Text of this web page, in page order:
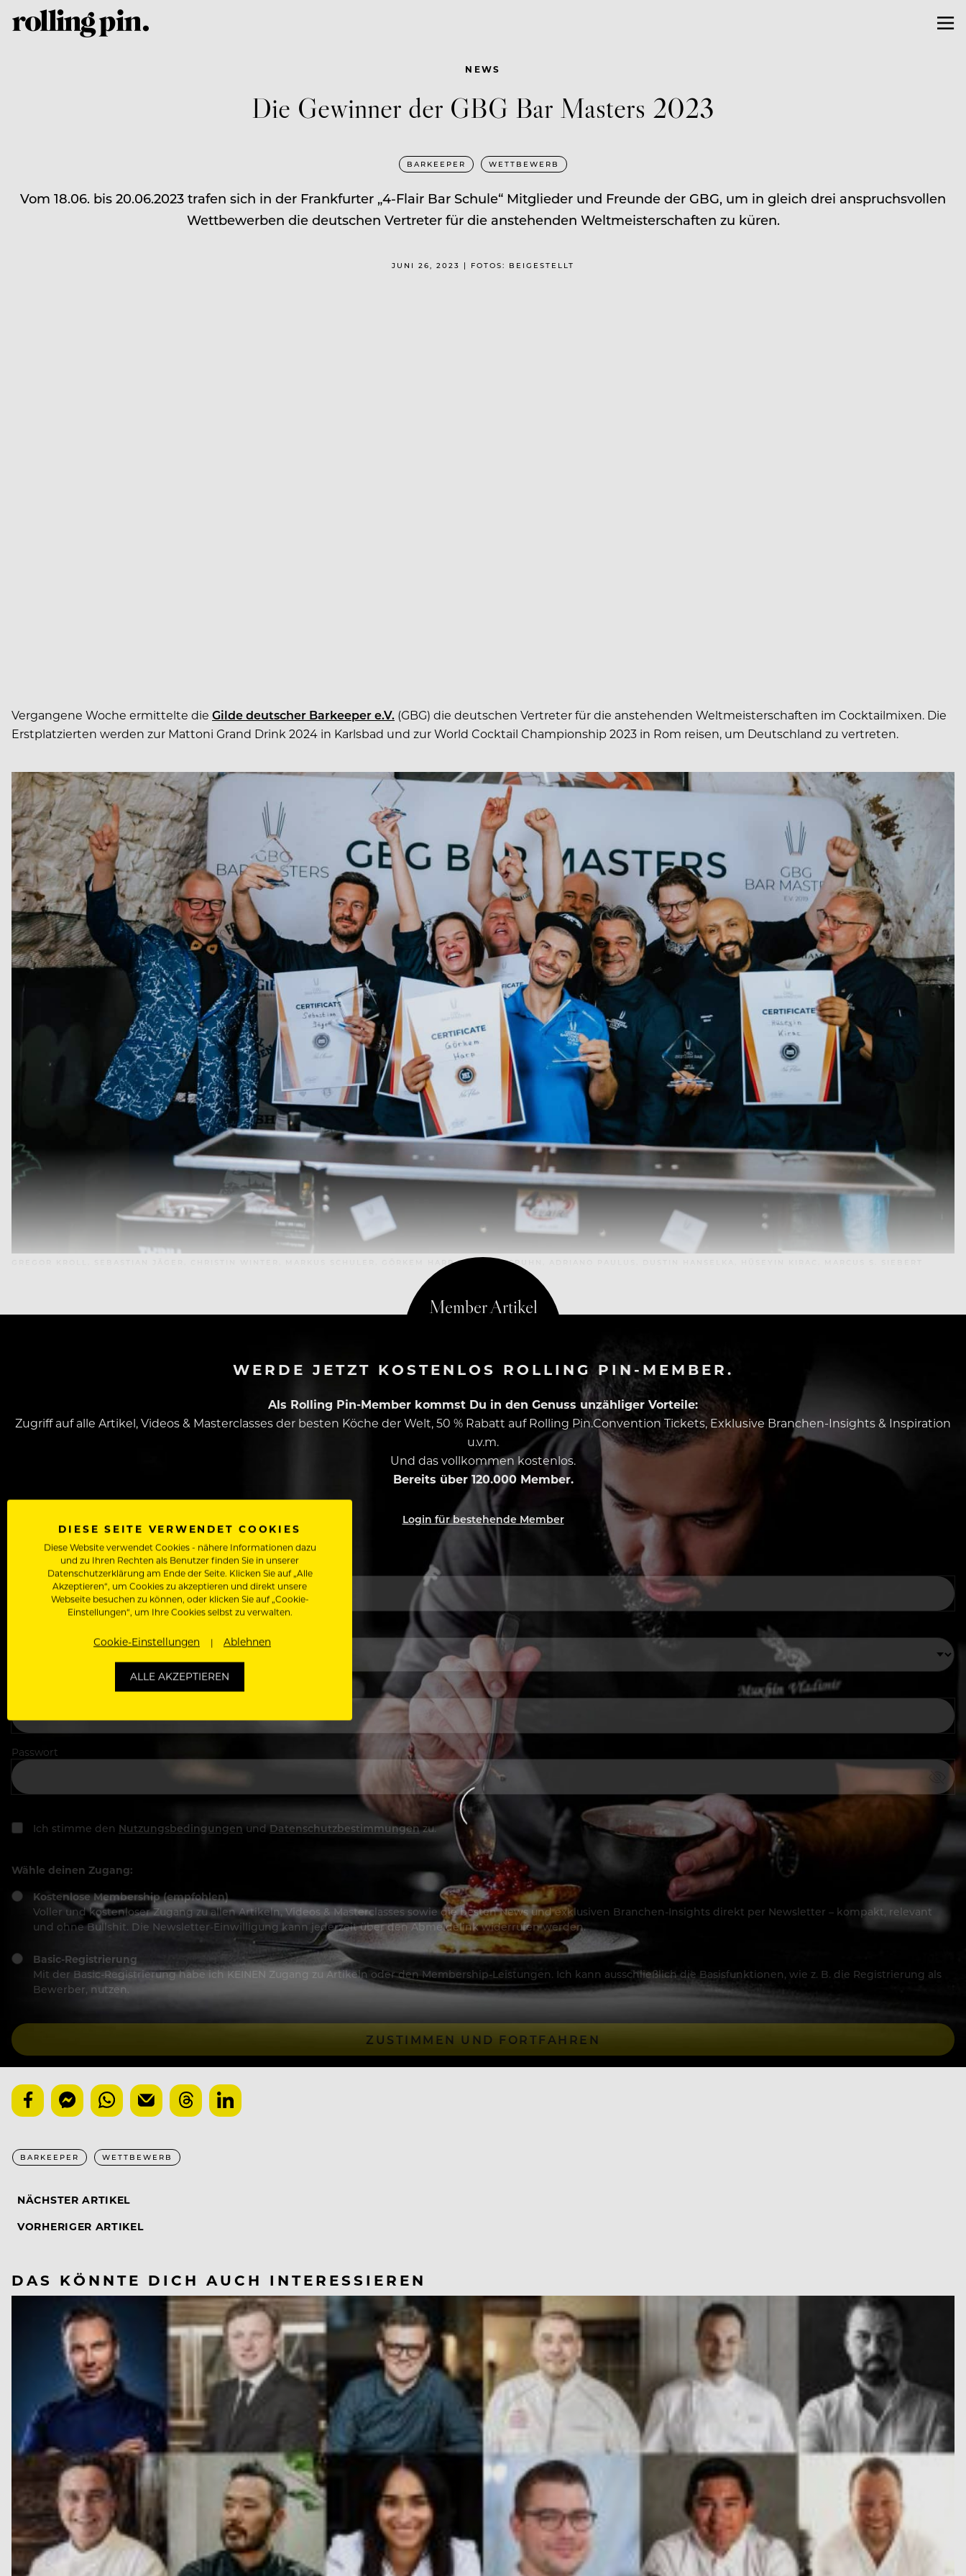
NEWS
Die Gewinner der GBG Bar Masters 2023
BARKEEPER WETTBEWERB
Vom 18.06. bis 20.06.2023 trafen sich in der Frankfurter „4-Flair Bar Schule“ Mitglieder und Freunde der GBG, um in gleich drei anspruchsvollen
Wettbewerben die deutschen Vertreter für die anstehenden Weltmeisterschaften zu küren.
JUNI 26, 2023 | FOTOS: BEIGESTELLT
Vergangene Woche ermittelte die Gilde deutscher Barkeeper e.V. (GBG) die deutschen Vertreter für die anstehenden Weltmeisterschaften im Cocktailmixen. Die
Erstplatzierten werden zur Mattoni Grand Drink 2024 in Karlsbad und zur World Cocktail Championship 2023 in Rom reisen, um Deutschland zu vertreten.
GREGOR KROLL, SEBASTIAN JÄGER, CHRISTIN WINTER, MARKUS SCHULER, GÖRKEM HARP, TORSTEN SPUHN, ADRIANO PAULUS, DUSTIN HANSELKA, HÜSEYIN KIRAC, MARCUS S. SIEBERT
WERDE JETZT KOSTENLOS ROLLING PIN-MEMBER.
Als Rolling Pin-Member kommst Du in den Genuss unzähliger Vorteile:
Zugriff auf alle Artikel, Videos & Masterclasses der besten Köche der Welt, 50 % Rabatt auf Rolling Pin.Convention Tickets, Exklusive Branchen-Insights & Inspiration
u.v.m.
Und das vollkommen kostenlos.
Bereits über 120.000 Member.
Login für bestehende Member
Dein Vorname
Deine E-Mail Adresse
Passwort
Ich stimme den Nutzungsbedingungen und Datenschutzbestimmungenzu.
Wähle deinen Zugang:
Kostenlose Membership (empfohlen)
Voller und kostenloser Zugang zu allen Artikeln, Videos & Masterclasses sowie die besten News und exklusiven Branchen-Insights direkt per Newsletter – kompakt, relevant
und ohne Bullshit. Die Newsletter-Einwilligung kann jederzeit über den Abmeldelink widerrufen werden.
Basic-Registrierung
Mit der Basic-Registrierung habe ich KEINEN Zugang zu Artikeln oder den Membership-Leistungen. Ich kann ausschließlich die Basisfunktionen, wie z. B. die Registrierung als
Bewerber, nutzen.
ZUSTIMMEN UND FORTFAHREN
BARKEEPER WETTBEWERB
NÄCHSTER ARTIKEL
VORHERIGER ARTIKEL
DAS KÖNNTE DICH AUCH INTERESSIEREN
DIESE SEITE VERWENDET COOKIES
Diese Website verwendet Cookies - nähere Informationen dazu
und zu Ihren Rechten als Benutzer finden Sie in unserer
Datenschutzerklärung am Ende der Seite. Klicken Sie auf „Alle
Akzeptieren“, um Cookies zu akzeptieren und direkt unsere
Webseite besuchen zu können, oder klicken Sie auf „Cookie-
Einstellungen“, um Ihre Cookies selbst zu verwalten.
Cookie-Einstellungen Ablehnen
ALLE AKZEPTIEREN